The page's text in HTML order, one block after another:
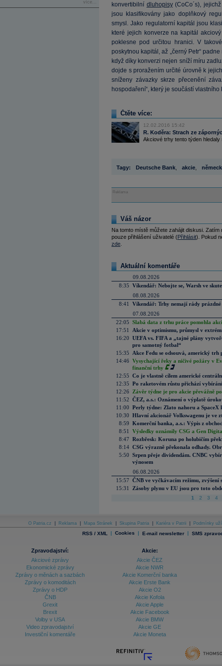
více...
konvertibilní dluhopisy(CoCo´s),
jsou klasifikovány jako doplňkový
smysl. Jako regulatorní kapitál jsou
které jejich konverze na kapitál
poklesne pod určitou hranici. V
poskytnou kapitál, až „černý Petr“
když díky konverzi nejen sníží míru
dojde s proražením určité úrovně k
sníženy závazky skrze přecenění
hospodaření“, který je součástí vlastního
Čtěte více:
12.02.2016 15:42
R. Koděra: Strach ze
Akciové trhy tento týden
Tagy: Deutsche Bank akcie
Reklama
Váš názor
Na tomto místě můžete zahájit diskusi.
pouze přihlášení uživatelé (Přihlásit). Pokud
zde
Aktuální komentáře
09.08.2026
8:35 Víkendář: Nebojte se, Warsh ve
08.08.2026
8:41
Víkendář: Trhy nemají rády prázdné
07.08.2026
22:05 Slabá data z trhu práce pomohla
17:51
Akcie v optimismu, průmysl v
16:20 UEFA vs. FIFA a „tajné plány
pro samotný fotbal“
15:35
Akce Fedu se odsouvá, americký
14:46 Vysychající řeky a ničivé požáry v
finanční trhy
12:55 Co je vlastně cílem americké
12:35 Po raketovém růstu přichází
12:26
Závěr týdne je pro akcie převážně
11:52 ČEZ, a.s.: Oznámení o výplatě
11:00 Perly týdne: Zlato nahoru a SpaceX
10:30 Hlavní akcionář Volkswagenu je ve
8:59 Komerční banka, a.s.: Výpis z
8:51
Výsledky oznámily CSG a Gen
8:47 Rozbřesk: Koruna po holubičím
8:14 CSG výrazně překonala odhady.
5:50 Srpen přeje dividendám. CNBC
výnosem
06.08.2026
15:57 ČNB ve vyčkávacím režimu, zvýšení
15:31
Zásoby plynu v EU jsou pro toto
1 2 3 4
O Patria.cz Reklama Mapa Stránek Skupina Patria Kariéra v Patrii Podmínky
RSS / XML | Cookies | E-mail newsletter | SMS
Zpravodajství:
Akciové zprávy
Ekonomické zprávy
Zprávy o měnách a sazbách
Zprávy o komoditách
Zprávy o HDP
ČNB
Grexit
Brexit
Volby v USA
Video zpravodajství
Investiční komentáře
Akcie:
Akcie ČEZ
Akcie NWR
Akcie Komerční banka
Akcie Erste Bank
Akcie O2
Akcie Kofola
Akcie Apple
Akcie Facebook
Akcie BMW
Akcie GE
Akcie Moneta